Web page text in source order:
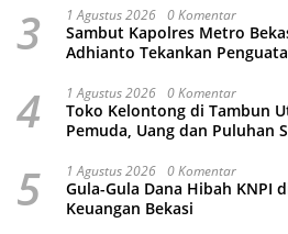
3 1 Agustus 2026 0 Komentar
Sambut Kapolres Metro
Adhianto Tekankan
4 1 Agustus 2026 0 Komentar
Toko Kelontong di Tambun
Pemuda, Uang dan Puluhan
5 1 Agustus 2026 0 Komentar
Gula-Gula Dana Hibah KNPI
Keuangan Bekasi